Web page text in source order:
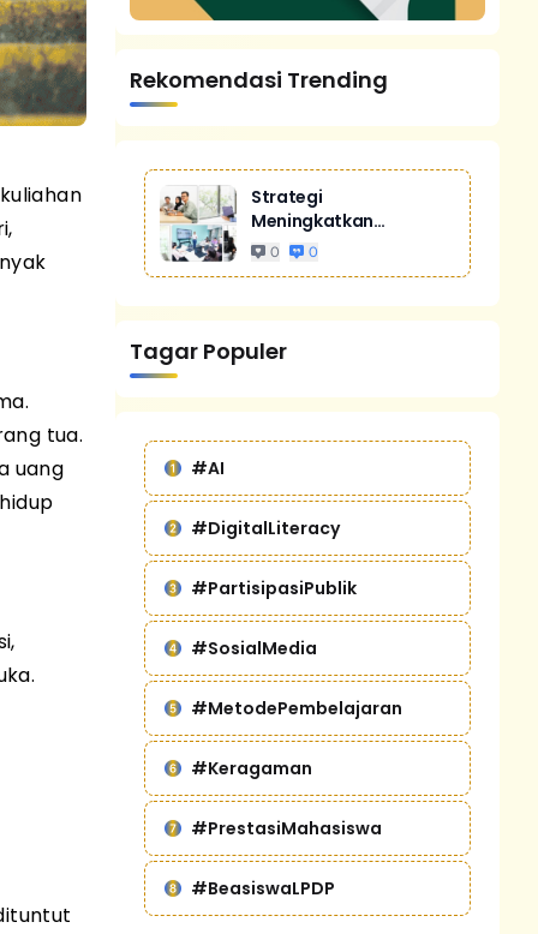
tua.
uang
Rekomendasi Trending
Strategi
Meningkatkan
Penjualan Melalui
0 0
Tagar Populer
#AI
#DigitalLiteracy
#PartisipasiPublik
#SosialMedia
#MetodePembelajaran
#Keragaman
#PrestasiMahasiswa
#BeasiswaLPDP